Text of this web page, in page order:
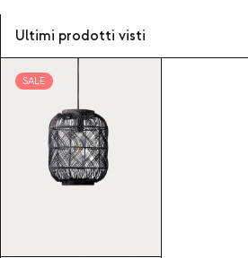
Ultimi prodotti visti
SALE